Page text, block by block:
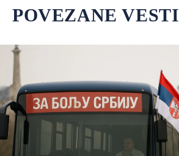
POVEZANE VESTI